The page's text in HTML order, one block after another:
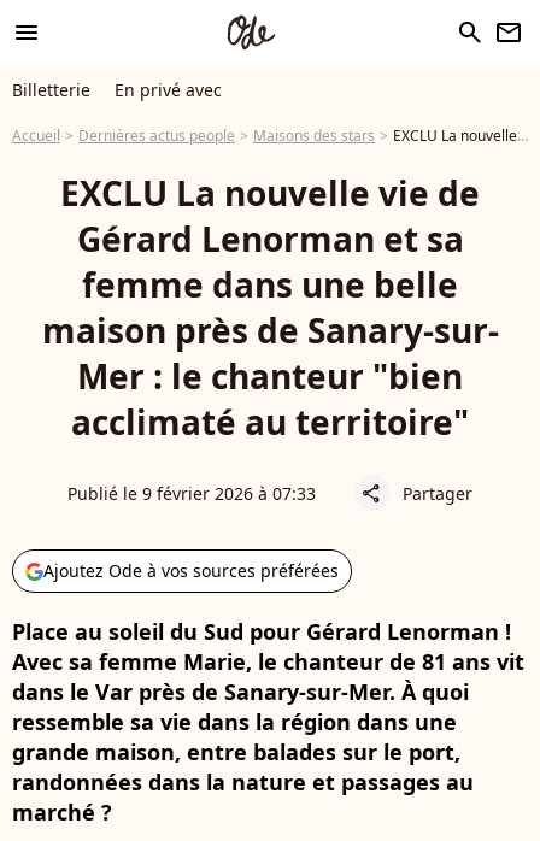
menu search newsletter
Billetterie En privé avec
Accueil Dernières actus people Maisons des stars EXCLU La nouvelle vie de Gérard Lenorman et sa femme dans une belle maison près de Sanary-sur-Mer : le chanteur "bien acclimaté au territoire"
EXCLU La nouvelle vie de
Gérard Lenorman et sa
femme dans une belle
maison près de Sanary-sur-
Mer : le chanteur "bien
acclimaté au territoire"
Publié le 9 février 2026 à 07:33 share Partager
Ajoutez Ode à vos sources préférées
Place au soleil du Sud pour Gérard Lenorman !
Avec sa femme Marie, le chanteur de 81 ans vit
dans le Var près de Sanary-sur-Mer. À quoi
ressemble sa vie dans la région dans une
grande maison, entre balades sur le port,
randonnées dans la nature et passages au
marché ?